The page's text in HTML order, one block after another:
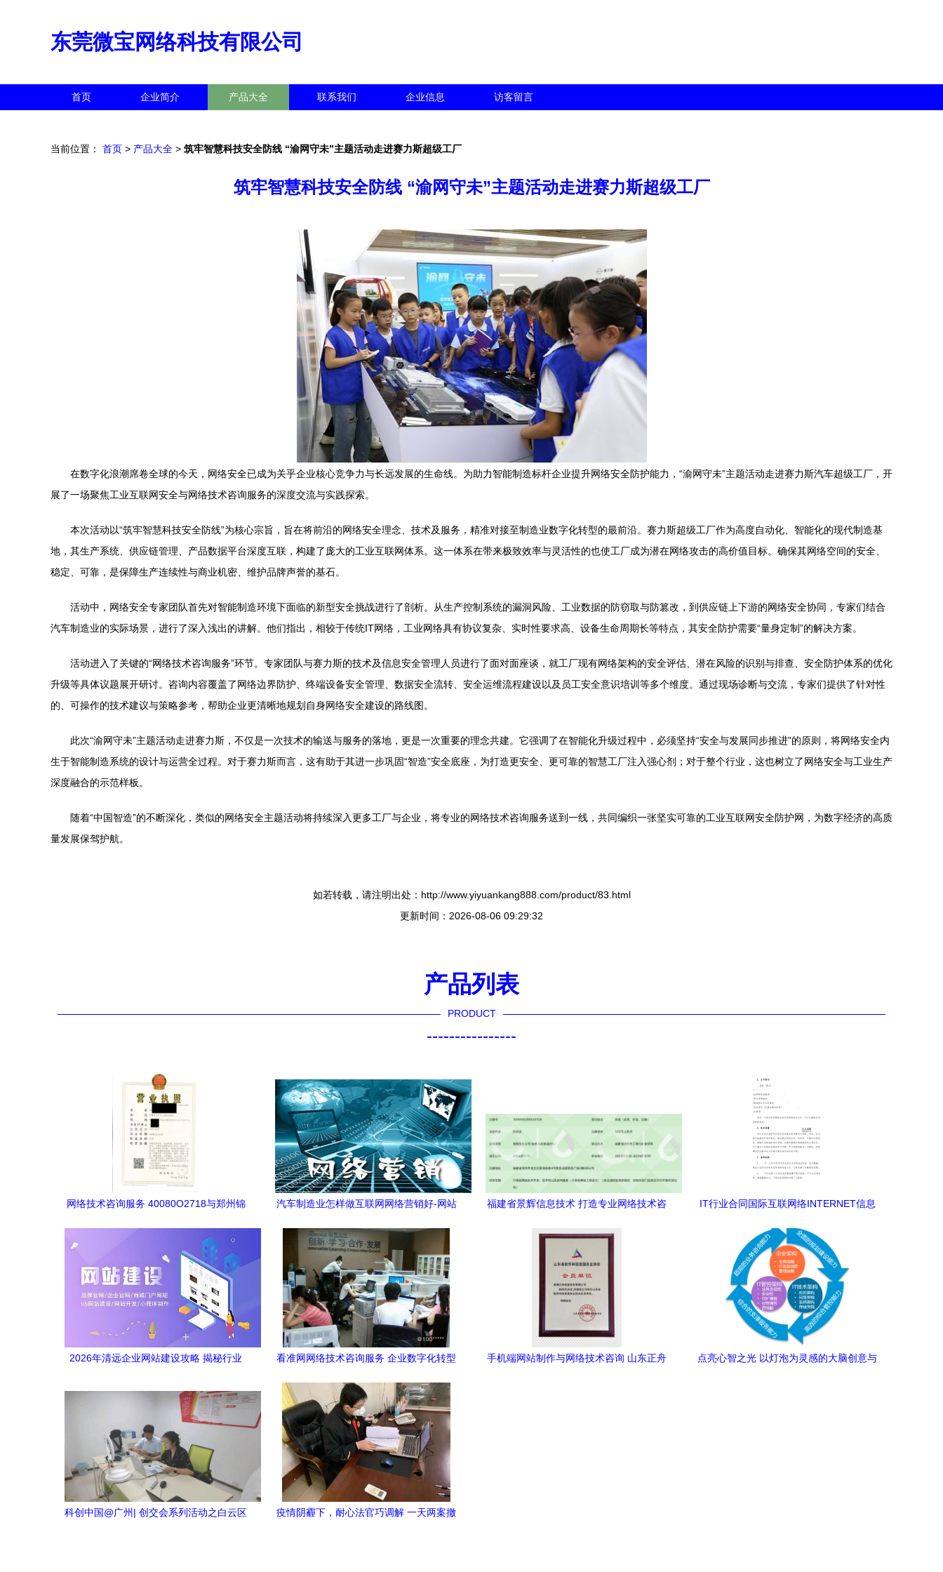
东莞微宝网络科技有限公司
首页 企业简介 产品大全 联系我们 企业信息 访客留言
当前位置： 首页 > 产品大全 > 筑牢智慧科技安全防线 “渝网守未”主题活动走进赛力斯超级工厂
筑牢智慧科技安全防线 “渝网守未”主题活动走进赛力斯超级工厂
在数字化浪潮席卷全球的今天，网络安全已成为关乎企业核心竞争力与长远发展的生命线。为助力智能制造标杆企业提升网络安全防护能力，“渝网守未”主题活动走进赛力斯汽车超级工厂，开
展了一场聚焦工业互联网安全与网络技术咨询服务的深度交流与实践探索。
本次活动以“筑牢智慧科技安全防线”为核心宗旨，旨在将前沿的网络安全理念、技术及服务，精准对接至制造业数字化转型的最前沿。赛力斯超级工厂作为高度自动化、智能化的现代制造基
地，其生产系统、供应链管理、产品数据平台深度互联，构建了庞大的工业互联网体系。这一体系在带来极致效率与灵活性的也使工厂成为潜在网络攻击的高价值目标。确保其网络空间的安全、
稳定、可靠，是保障生产连续性与商业机密、维护品牌声誉的基石。
活动中，网络安全专家团队首先对智能制造环境下面临的新型安全挑战进行了剖析。从生产控制系统的漏洞风险、工业数据的防窃取与防篡改，到供应链上下游的网络安全协同，专家们结合
汽车制造业的实际场景，进行了深入浅出的讲解。他们指出，相较于传统IT网络，工业网络具有协议复杂、实时性要求高、设备生命周期长等特点，其安全防护需要“量身定制”的解决方案。
活动进入了关键的“网络技术咨询服务”环节。专家团队与赛力斯的技术及信息安全管理人员进行了面对面座谈，就工厂现有网络架构的安全评估、潜在风险的识别与排查、安全防护体系的优化
升级等具体议题展开研讨。咨询内容覆盖了网络边界防护、终端设备安全管理、数据安全流转、安全运维流程建设以及员工安全意识培训等多个维度。通过现场诊断与交流，专家们提供了针对性
的、可操作的技术建议与策略参考，帮助企业更清晰地规划自身网络安全建设的路线图。
此次“渝网守未”主题活动走进赛力斯，不仅是一次技术的输送与服务的落地，更是一次重要的理念共建。它强调了在智能化升级过程中，必须坚持“安全与发展同步推进”的原则，将网络安全内
生于智能制造系统的设计与运营全过程。对于赛力斯而言，这有助于其进一步巩固“智造”安全底座，为打造更安全、更可靠的智慧工厂注入强心剂；对于整个行业，这也树立了网络安全与工业生产
深度融合的示范样板。
随着“中国智造”的不断深化，类似的网络安全主题活动将持续深入更多工厂与企业，将专业的网络技术咨询服务送到一线，共同编织一张坚实可靠的工业互联网安全防护网，为数字经济的高质
量发展保驾护航。
如若转载，请注明出处：http://www.yiyuankang888.com/product/83.html
更新时间：2026-08-06 09:29:32
产品列表
PRODUCT
----------------
网络技术咨询服务 40080O2718与郑州锦
汽车制造业怎样做互联网网络营销好-网站
福建省景辉信息技术 打造专业网络技术咨
IT行业合同国际互联网络INTERNET信息
2026年清远企业网站建设攻略 揭秘行业
看准网网络技术咨询服务 企业数字化转型
手机端网站制作与网络技术咨询 山东正舟
点亮心智之光 以灯泡为灵感的大脑创意与
科创中国@广州| 创交会系列活动之白云区
疫情阴霾下，耐心法官巧调解 一天两案撤